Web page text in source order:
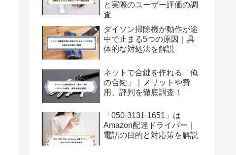
と実際のユーザー評価の調
査
ダイソン掃除機が動作が途
中で止まる5つの原因｜具
体的な対処法を解説
ネットで合鍵を作れる「俺
の合鍵」｜メリットや費
用、評判を徹底調査！
「050-3131-1651」は
Amazon配達ドライバー｜
電話の目的と対応策を解説